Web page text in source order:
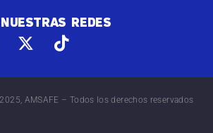
REDES
AMSAFE – Todos los derechos reservados